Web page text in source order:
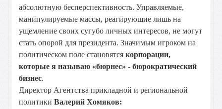
абсолютную бесперспективность. Управляемые,
манипулируемые массы, реагирующие лишь на
ущемление своих сугубо личных интересов, не могут
стать опорой для президента. Значимым игроком на
политическом поле становятсякорпорации,
которые я называю «бюрнес» - бюрократический
бизнес.
Директор Агентства прикладной и региональной
политикиВалерий Хомяков: